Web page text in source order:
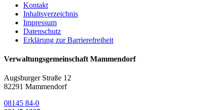
Kontakt
Inhaltsverzeichnis
Impressum
Datenschutz
Erklärung zur Barrierefreiheit
Verwaltungsgemeinschaft Mammendorf
Augsburger Straße 12
82291 Mammendorf
08145 84-0